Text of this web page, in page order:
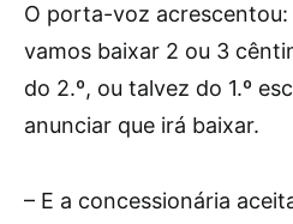
O porta-voz acrescentou:
vamos baixar 2 ou 3
do 2.º, ou talvez do 1.º
anunciar que irá baixar.
– E a concessionária